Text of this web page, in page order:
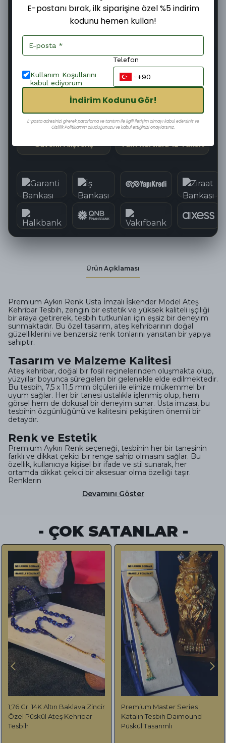
Sipariş ver
Kargoya
Teslim edilir
Kargoya Teslim Edilmesine 07:32:12
Güvenli Alışveriş Tüm Kartlara 12 Taksit
Ürün Açıklaması
Premium Aykırı Renk Usta İmzalı İskender Model Ateş
Kehribar Tesbih, zengin bir estetik ve yüksek kaliteli işçiliği
bir araya getirerek, tesbih tutkunları için eşsiz bir deneyim
sunmaktadır. Bu özel tasarım, ateş kehribarının doğal
güzelliklerini ve benzersiz renk tonlarını yansıtan bir yapıya
sahiptir.
Tasarım ve Malzeme Kalitesi
Ateş kehribar, doğal bir fosil reçinelerinden oluşmakta olup,
yüzyıllar boyunca süregelen bir gelenekle elde edilmektedir.
Bu tesbih, 7,5 x 11,5 mm ölçüleri ile elinize mükemmel bir
uyum sağlar. Her bir tanesi ustalıkla işlenmiş olup, hem
görsel hem de dokusal bir deneyim sunar. Usta imzası, bu
tesbihin özgünlüğünü ve kalitesini pekiştiren önemli bir
detaydır.
Renk ve Estetik
Premium Aykırı Renk seçeneği, tesbihin her bir tanesinin
farklı ve dikkat çekici bir renge sahip olmasını sağlar. Bu
özellik, kullanıcıya kişisel bir ifade ve stil sunarak, her
ortamda dikkat çekici bir aksesuar olma özelliği taşır.
Renklerin
Devamını Göster
- ÇOK SATANLAR -
1,76 Gr. 14K Altın Baklava Zincir
Özel Püskül Ateş Kehribar
Tesbih
Premium Master Series
Katalin Tesbih Daimound
Püskül Tasarımlı
E-postanı bırak, ilk siparişine özel %5 indirim
kodunu hemen kullan!
Kullanım Koşullarını
kabul ediyorum
Telefon
İndirim Kodunu Gör!
E-posta adresinizi girerek pazarlama ve tanıtım ile ilgili iletişim almayı kabul edersiniz ve
Gizlilik Politikamızı okuduğunuzu ve kabul ettiğinizi onaylarsınız.